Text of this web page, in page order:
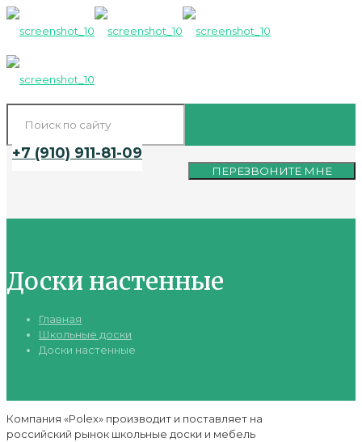
+7 (910) 911-81-09
ПЕРЕЗВОНИТЕ МНЕ
Доски настенные
Главная
Школьные доски
Доски настенные
Компания «Polex» производит и поставляет на
российский рынок школьные доски и мебель